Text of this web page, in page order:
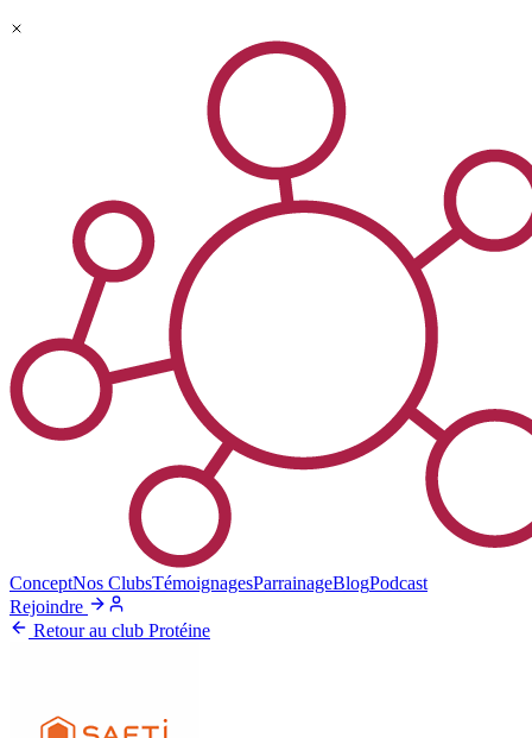
ConceptNos ClubsTémoignagesParrainageBlogPodcast
Rejoindre
Retour au club Protéine